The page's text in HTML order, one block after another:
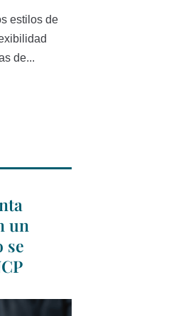
estilos de
de...
un
se